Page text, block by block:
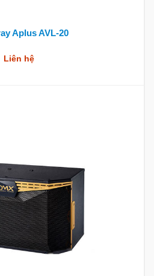
Aplus AVL-20
Liên hệ